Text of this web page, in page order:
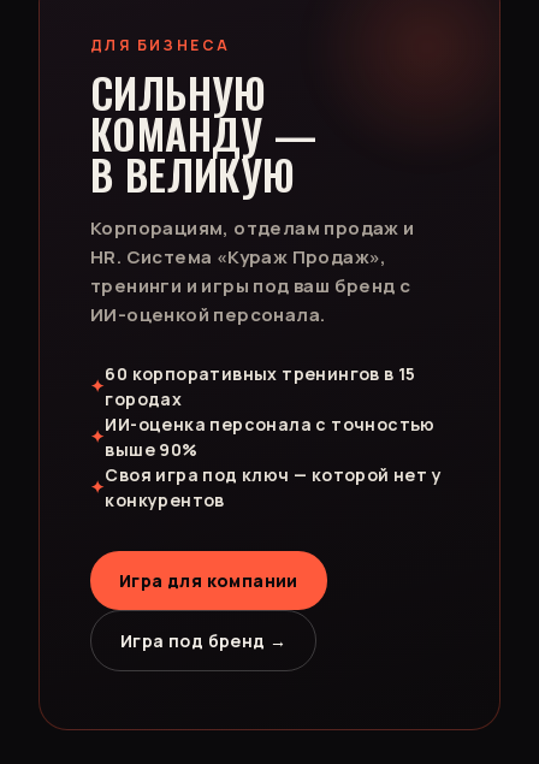
ДЛЯ БИЗНЕСА
СИЛЬНУЮ
КОМАНДУ —
В ВЕЛИКУЮ
Корпорациям, отделам продаж и
HR. Система «Кураж Продаж»,
тренинги и игры под ваш бренд с
ИИ-оценкой персонала.
✦
60 корпоративных тренингов в 15
городах
✦
ИИ-оценка персонала с точностью
выше 90%
✦
Своя игра под ключ — которой нет у
конкурентов
Игра для компании
Игра под бренд →